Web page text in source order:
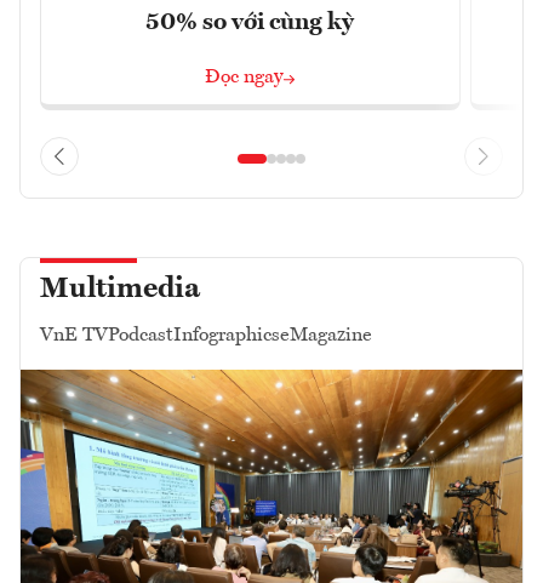
50% so với cùng kỳ
Đọc ngay
Multimedia
VnE TVPodcastInfographicseMagazine